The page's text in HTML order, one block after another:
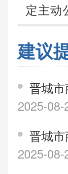
定主动
建议
晋城
2025-08-
晋城
2025-08-